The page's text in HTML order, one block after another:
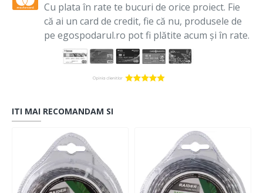
Cu plata în rate te bucuri de orice proiect. Fie
că ai un card de credit, fie că nu, produsele de
pe egospodarul.ro pot fi plătite acum și în rate.
ITI MAI RECOMANDAM SI